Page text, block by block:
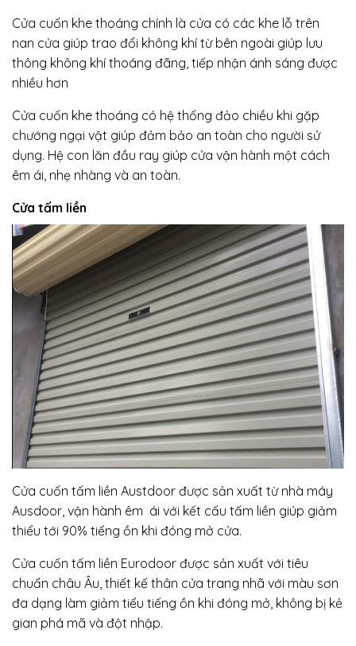
Cửa cuốn khe thoáng chính là cửa có các khe lỗ trên
nan cửa giúp trao đổi không khí từ bên ngoài giúp lưu
thông không khí thoáng đãng, tiếp nhận ánh sáng được
nhiều hơn
Cửa cuốn khe thoáng có hệ thống đảo chiều khi gặp
chướng ngại vật giúp đảm bảo an toàn cho người sử
dụng. Hệ con lăn đầu ray giúp cửa vận hành một cách
êm ái, nhẹ nhàng và an toàn.
Cửa tấm liền
Cửa cuốn tấm liền Austdoor được sản xuất từ nhà máy
Ausdoor, vận hành êm ái với kết cấu tấm liền giúp giảm
thiểu tới 90% tiếng ồn khi đóng mở cửa.
Cửa cuốn tấm liền Eurodoor được sản xuất với tiêu
chuẩn châu Âu, thiết kế thân cửa trang nhã với màu sơn
đa dạng làm giảm tiểu tiếng ồn khi đóng mở, không bị kẻ
gian phá mã và đột nhập.